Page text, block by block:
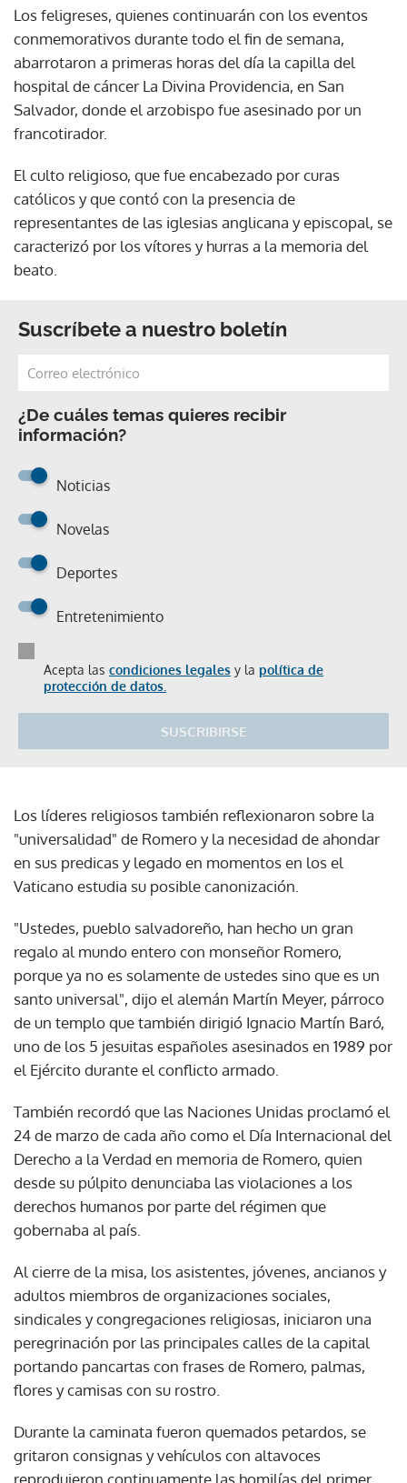
Los feligreses, quienes continuarán con los eventos
conmemorativos durante todo el fin de semana,
abarrotaron a primeras horas del día la capilla del
hospital de cáncer La Divina Providencia, en San
Salvador, donde el arzobispo fue asesinado por un
francotirador.
El culto religioso, que fue encabezado por curas
católicos y que contó con la presencia de
representantes de las iglesias anglicana y episcopal, se
caracterizó por los vítores y hurras a la memoria del
beato.
Suscríbete a nuestro boletín
¿De cuáles temas quieres recibir
información?
Noticias
Novelas
Deportes
Entretenimiento
Acepta las condiciones legales y la política de
protección de datos.
SUSCRIBIRSE
Los líderes religiosos también reflexionaron sobre la
"universalidad" de Romero y la necesidad de ahondar
en sus predicas y legado en momentos en los el
Vaticano estudia su posible canonización.
"Ustedes, pueblo salvadoreño, han hecho un gran
regalo al mundo entero con monseñor Romero,
porque ya no es solamente de ustedes sino que es un
santo universal", dijo el alemán Martín Meyer, párroco
de un templo que también dirigió Ignacio Martín Baró,
uno de los 5 jesuitas españoles asesinados en 1989 por
el Ejército durante el conflicto armado.
También recordó que las Naciones Unidas proclamó el
24 de marzo de cada año como el Día Internacional del
Derecho a la Verdad en memoria de Romero, quien
desde su púlpito denunciaba las violaciones a los
derechos humanos por parte del régimen que
gobernaba al país.
Al cierre de la misa, los asistentes, jóvenes, ancianos y
adultos miembros de organizaciones sociales,
sindicales y congregaciones religiosas, iniciaron una
peregrinación por las principales calles de la capital
portando pancartas con frases de Romero, palmas,
flores y camisas con su rostro.
Durante la caminata fueron quemados petardos, se
gritaron consignas y vehículos con altavoces
reprodujeron continuamente las homilías del primer